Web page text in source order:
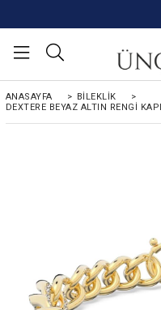
ANASAYFA > BİLEKLİK
>
DEXTERE BEYAZ ALTIN RENGI